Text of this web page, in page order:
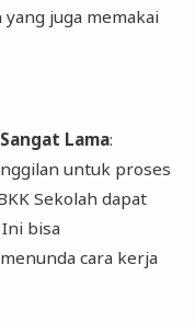
juga memakai
Lama:
untuk proses
Sekolah dapat
bisa
cara kerja